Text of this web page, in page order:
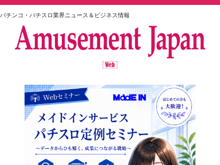
パチンコ・パチスロ業界ニュース＆ビジネス情報